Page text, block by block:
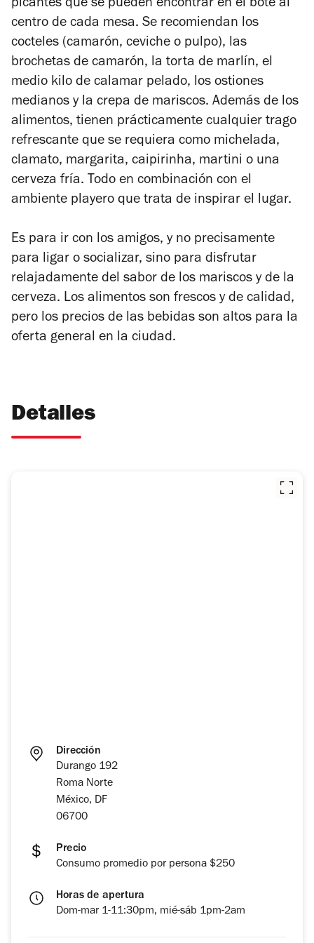
picantes que se pueden encontrar en el bote al
centro de cada mesa. Se recomiendan los
cocteles (camarón, ceviche o pulpo), las
brochetas de camarón, la torta de marlín, el
medio kilo de calamar pelado, los ostiones
medianos y la crepa de mariscos. Además de los
alimentos, tienen prácticamente cualquier trago
refrescante que se requiera como michelada,
clamato, margarita, caipirinha, martini o una
cerveza fría. Todo en combinación con el
ambiente playero que trata de inspirar el lugar.
Es para ir con los amigos, y no precisamente
para ligar o socializar, sino para disfrutar
relajadamente del sabor de los mariscos y de la
cerveza. Los alimentos son frescos y de calidad,
pero los precios de las bebidas son altos para la
oferta general en la ciudad.
Detalles
Dirección
Durango 192
Roma Norte
México, DF
06700
Precio
Consumo promedio por persona $250
Horas de apertura
Dom-mar 1-11:30pm, mié-sáb 1pm-2am